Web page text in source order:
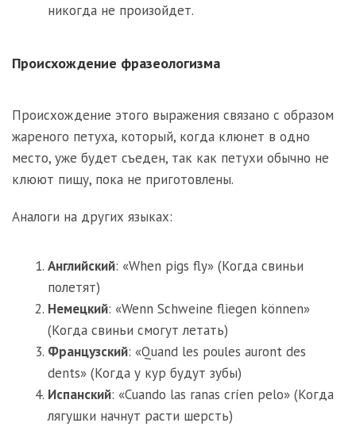
никогда не произойдет.
Происхождение фразеологизма
Происхождение этого выражения связано с образом
жареного петуха, который, когда клюнет в одно
место, уже будет съеден, так как петухи обычно не
клюют пищу, пока не приготовлены.
Аналоги на других языках:
Английский: «When pigs fly» (Когда свиньи
полетят)
Немецкий: «Wenn Schweine fliegen können»
(Когда свиньи смогут летать)
Французский: «Quand les poules auront des
dents» (Когда у кур будут зубы)
Испанский: «Cuando las ranas críen pelo» (Когда
лягушки начнут расти шерсть)